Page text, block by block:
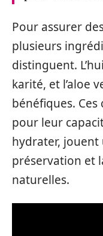
Pour assurer
plusieurs
distinguent.
karité, et l’aloe
bénéfiques.
pour leur
hydrater, jouent
préservation et
naturelles.